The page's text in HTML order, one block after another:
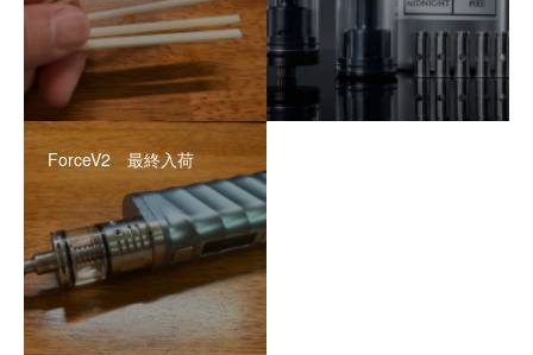
ForceV2 最終入荷